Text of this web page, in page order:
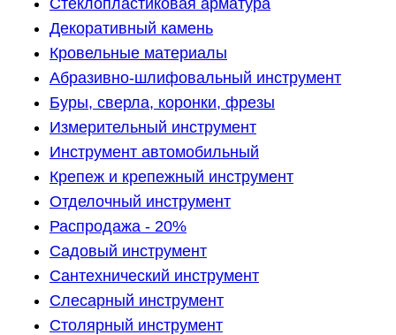
Стеклопластиковая арматура
Декоративный камень
Кровельные материалы
Абразивно-шлифовальный инструмент
Буры, сверла, коронки, фрезы
Измерительный инструмент
Инструмент автомобильный
Крепеж и крепежный инструмент
Отделочный инструмент
Распродажа - 20%
Садовый инструмент
Сантехнический инструмент
Слесарный инструмент
Столярный инструмент